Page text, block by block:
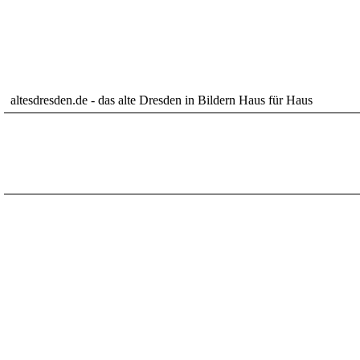
altesdresden.de - das alte Dresden in Bildern Haus für Haus